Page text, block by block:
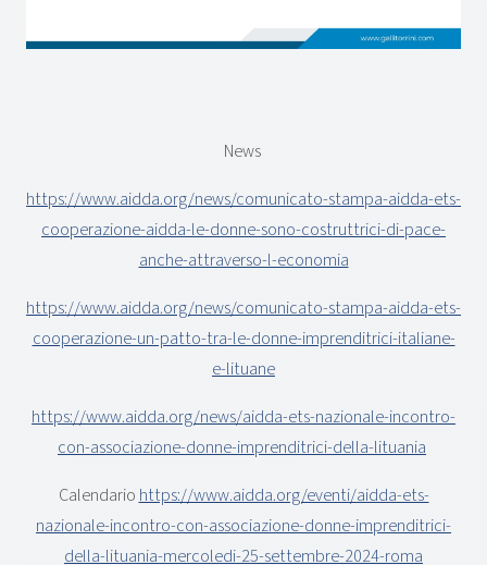
News
https://www.aidda.org/news/comunicato-stampa-aidda-ets-
cooperazione-aidda-le-donne-sono-costruttrici-di-pace-
anche-attraverso-l-economia
https://www.aidda.org/news/comunicato-stampa-aidda-ets-
cooperazione-un-patto-tra-le-donne-imprenditrici-italiane-
e-lituane
https://www.aidda.org/news/aidda-ets-nazionale-incontro-
con-associazione-donne-imprenditrici-della-lituania
Calendariohttps://www.aidda.org/eventi/aidda-ets-
nazionale-incontro-con-associazione-donne-imprenditrici-
della-lituania-mercoledi-25-settembre-2024-roma